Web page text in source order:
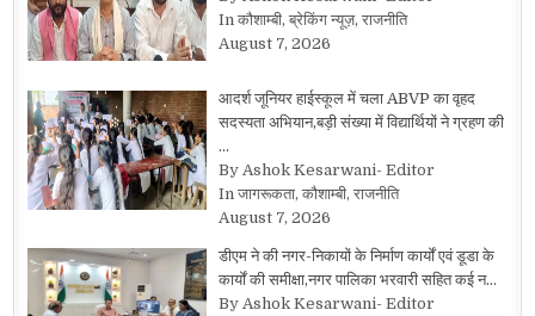
In कौशाम्बी, ब्रेकिंग न्यूज़, राजनीति
August 7, 2026
आदर्श जूनियर हाईस्कूल में चला ABVP का वृहद
सदस्यता अभियान,बड़ी संख्या में विद्यार्थियों ने ग्रहण की
…
By Ashok Kesarwani- Editor
In जागरूकता, कौशाम्बी, राजनीति
August 7, 2026
डीएम ने की नगर-निकायों के निर्माण कार्यों एवं डूडा के
कार्यों की समीक्षा,नगर पालिका भरवारी सहित कई न…
By Ashok Kesarwani- Editor